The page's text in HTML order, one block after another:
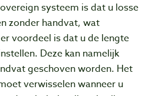
systeem is dat u losse
zonder handvat, wat
voordeel is dat u de lengte
Deze kan namelijk
geschoven worden. Het
verwisselen wanneer u